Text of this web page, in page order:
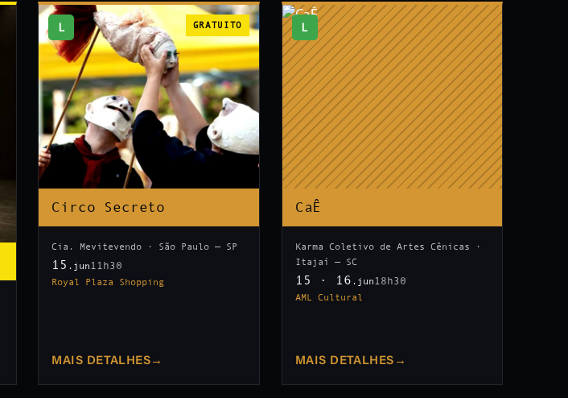
L GRATUITO
Circo Secreto
Cia. Mevitevendo · São Paulo — SP
15 .jun11h30
Royal Plaza Shopping
MAIS DETALHES →
L
CaÊ
Karma Coletivo de Artes Cênicas ·
Itajaí — SC
15 · 16 .jun18h30
AML Cultural
MAIS DETALHES →